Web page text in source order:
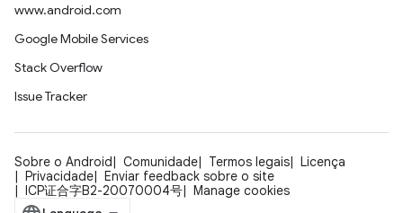
www.android.com
Google Mobile Services
Stack Overflow
Issue Tracker
Sobre o Android Comunidade Termos legais
Licença
Privacidade
Enviar feedback sobre o site
ICP证合字B2-20070004号
Manage cookies